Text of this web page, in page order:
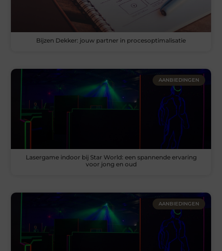
Bijzen Dekker: jouw partner in procesoptimalisatie
AANBIEDINGEN
Lasergame indoor bij Star World: een spannende ervaring
voor jong en oud
AANBIEDINGEN